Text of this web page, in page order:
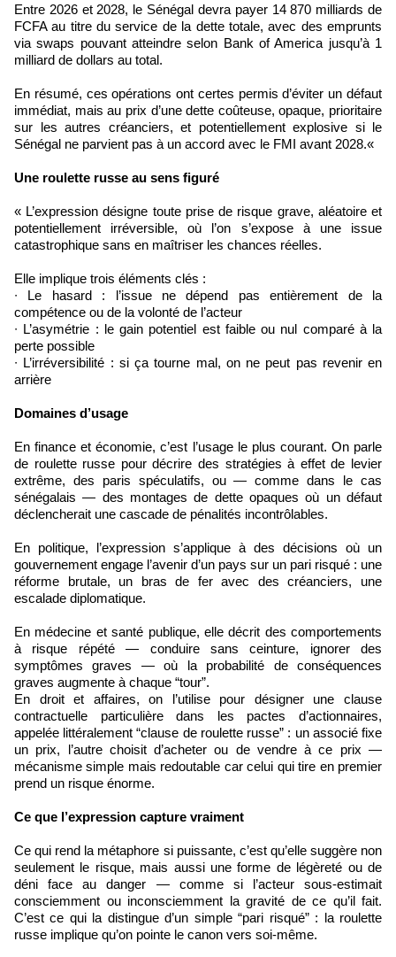
Entre 2026 et 2028, le Sénégal devra payer 14 870 milliards de
FCFA au titre du service de la dette totale, avec des emprunts
via swaps pouvant atteindre selon Bank of America jusqu’à 1
milliard de dollars au total.
En résumé, ces opérations ont certes permis d’éviter un défaut
immédiat, mais au prix d’une dette coûteuse, opaque, prioritaire
sur les autres créanciers, et potentiellement explosive si le
Sénégal ne parvient pas à un accord avec le FMI avant 2028.«
Une roulette russe au sens figuré
« L’expression désigne toute prise de risque grave, aléatoire et
potentiellement irréversible, où l’on s’expose à une issue
catastrophique sans en maîtriser les chances réelles.
Elle implique trois éléments clés :
∙ Le hasard : l’issue ne dépend pas entièrement de la
compétence ou de la volonté de l’acteur
∙ L’asymétrie : le gain potentiel est faible ou nul comparé à la
perte possible
∙ L’irréversibilité : si ça tourne mal, on ne peut pas revenir en
arrière
Domaines d’usage
En finance et économie, c’est l’usage le plus courant. On parle
de roulette russe pour décrire des stratégies à effet de levier
extrême, des paris spéculatifs, ou — comme dans le cas
sénégalais — des montages de dette opaques où un défaut
déclencherait une cascade de pénalités incontrôlables.
En politique, l’expression s’applique à des décisions où un
gouvernement engage l’avenir d’un pays sur un pari risqué : une
réforme brutale, un bras de fer avec des créanciers, une
escalade diplomatique.
En médecine et santé publique, elle décrit des comportements
à risque répété — conduire sans ceinture, ignorer des
symptômes graves — où la probabilité de conséquences
graves augmente à chaque “tour”.
En droit et affaires, on l’utilise pour désigner une clause
contractuelle particulière dans les pactes d’actionnaires,
appelée littéralement “clause de roulette russe” : un associé fixe
un prix, l’autre choisit d’acheter ou de vendre à ce prix —
mécanisme simple mais redoutable car celui qui tire en premier
prend un risque énorme.
Ce que l’expression capture vraiment
Ce qui rend la métaphore si puissante, c’est qu’elle suggère non
seulement le risque, mais aussi une forme de légèreté ou de
déni face au danger — comme si l’acteur sous-estimait
consciemment ou inconsciemment la gravité de ce qu’il fait.
C’est ce qui la distingue d’un simple “pari risqué” : la roulette
russe implique qu’on pointe le canon vers soi-même.